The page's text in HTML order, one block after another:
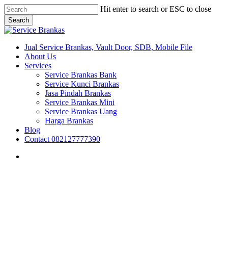
Skip
to
main
content
Hit enter to search or ESC to close
Search
Close
search
Menu
Jual Service Brankas, Vault Door, SDB, Mobile File
About Us
Services
Service Brankas Bank
Service Kunci Brankas
Jasa Pindah Brankas
Service Brankas Mini
Service Brankas Uang
Harga Brankas
Blog
Contact 082127777390